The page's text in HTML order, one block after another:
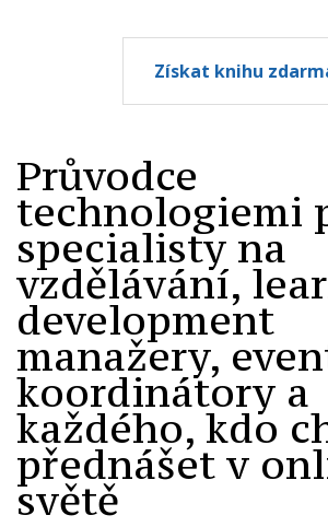
Získat knihu
Průvodce
technologiemi
specialisty na
vzdělávání,
development
manažery,
koordinátory a
každého, kdo
přednášet v
světě